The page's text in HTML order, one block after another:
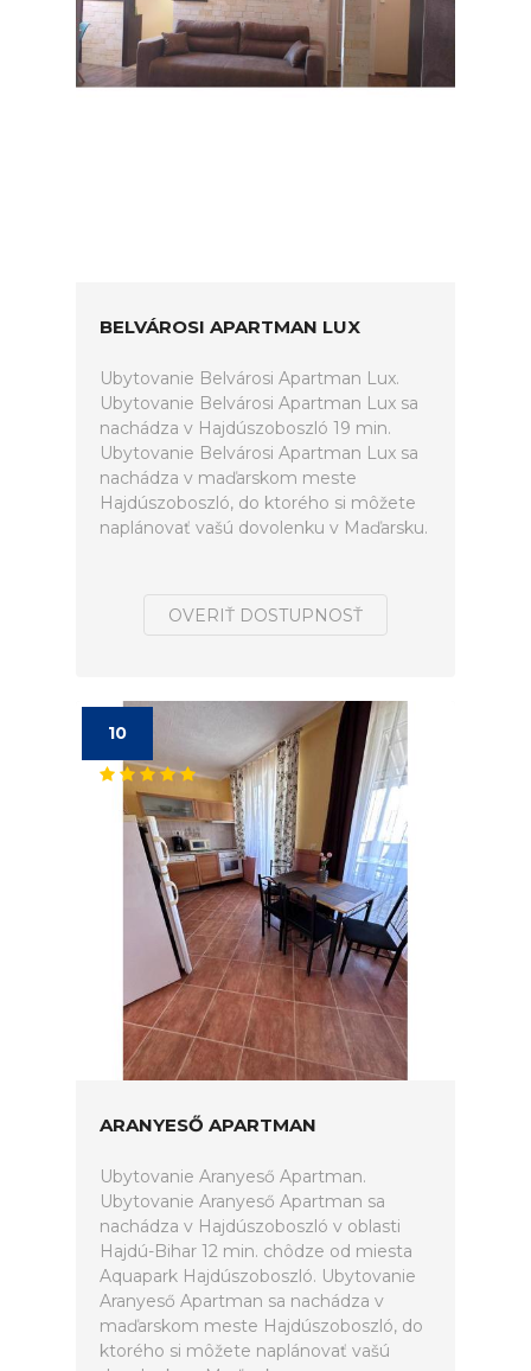
BELVÁROSI APARTMAN LUX
Ubytovanie Belvárosi Apartman Lux.
Ubytovanie Belvárosi Apartman Lux sa
nachádza v Hajdúszoboszló 19 min.
Ubytovanie Belvárosi Apartman Lux sa
nachádza v maďarskom meste
Hajdúszoboszló, do ktorého si môžete
naplánovať vašú dovolenku v Maďarsku.
OVERIŤ DOSTUPNOSŤ
10
ARANYESŐ APARTMAN
Ubytovanie Aranyeső Apartman.
Ubytovanie Aranyeső Apartman sa
nachádza v Hajdúszoboszló v oblasti
Hajdú-Bihar 12 min. chôdze od miesta
Aquapark Hajdúszoboszló. Ubytovanie
Aranyeső Apartman sa nachádza v
maďarskom meste Hajdúszoboszló, do
ktorého si môžete naplánovať vašú